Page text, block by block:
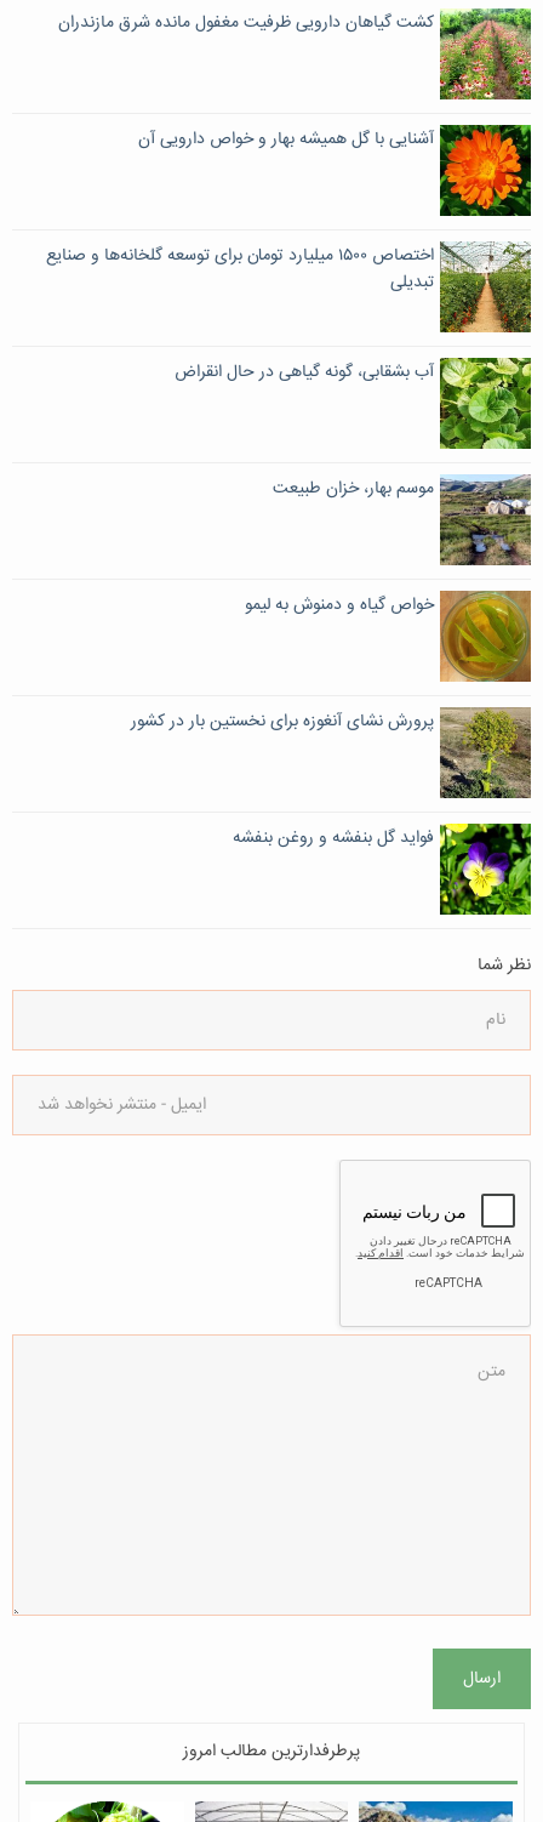
کشت گیاهان دارویی ظرفیت مغفول مانده شرق مازندران
آشنایی با گل همیشه بهار و خواص دارویی آن
اختصاص ۱۵۰۰ میلیارد تومان برای توسعه گلخانه‌ها و صنایع
تبدیلی
آب بشقابی، گونه گیاهی در حال انقراض
موسم بهار، خزان طبیعت
خواص گیاه و دمنوش به لیمو
پرورش نشای آنغوزه برای نخستین بار در کشور
فواید گل بنفشه و روغن بنفشه
نظر شما
ارسال
پرطرفدارترین مطالب امروز